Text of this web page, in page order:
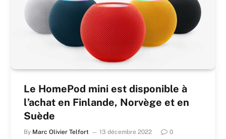
Le HomePod mini est disponible à
l’achat en Finlande, Norvège et en
Suède
By Marc Olivier Telfort 13 décembre 2022 0